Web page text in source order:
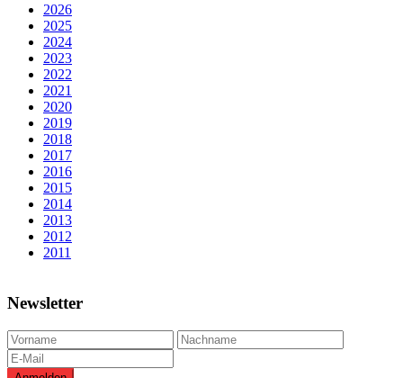
2026
2025
2024
2023
2022
2021
2020
2019
2018
2017
2016
2015
2014
2013
2012
2011
Newsletter